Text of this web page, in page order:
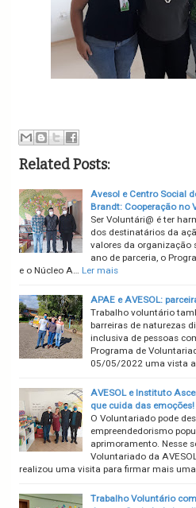
Related Posts:
Avesol e Centro Social
Brandt: Cooperação no
Ser Voluntári@ é ter
dos destinatários da
valores da organização
ano de parceria, o
e o Núcleo A… Ler mais
APAE e AVESOL:
Trabalho voluntário
barreiras de naturezas
inclusiva de pessoas
Programa de
05/05/2022 uma vista
AVESOL e Instituto
que cuida das emoções!
O Voluntariado pode
empreendedorismo
aprimoramento. Nesse
Voluntariado da
realizou uma visita para firmar mais
Trabalho Voluntário